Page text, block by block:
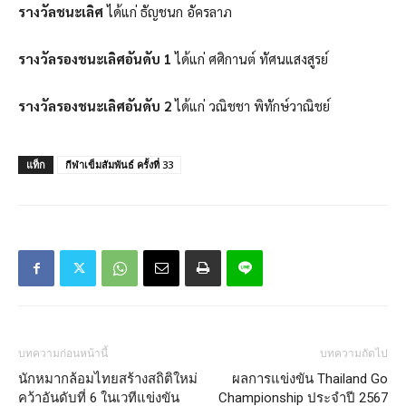
รางวัลชนะเลิศได้แก่ ธัญชนก อัครลาภ
รางวัลรองชนะเลิศอันดับ 1 ได้แก่ ศศิกานต์ ทัศนแสงสูรย์
รางวัลรองชนะเลิศอันดับ 2ได้แก่ วณิชชา พิทักษ์วาณิชย์
แท็ก กีฬาเข็มสัมพันธ์ ครั้งที่ 33
บทความก่อนหน้านี้
นักหมากล้อมไทยสร้างสถิติใหม่
คว้าอันดับที่ 6 ในเวทีแข่งขัน
บทความถัดไป
ผลการแข่งขัน Thailand Go
Championship ประจำปี 2567